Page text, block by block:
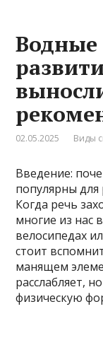
Водные
02.05.2025 Виды
Введение:
популярны для
Когда речь
многие из нас
велосипедах
стоит
манящем
расслабляет,
физическую